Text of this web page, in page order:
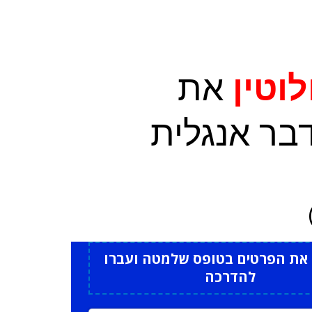
את
אנגלית
את הפרטים בטופס שלמטה ועברו
להדרכה